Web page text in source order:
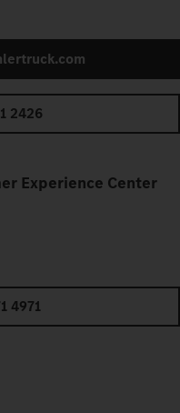
2426
Experience Center
4971